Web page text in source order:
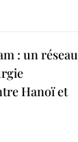
: un réseau
Hanoï et